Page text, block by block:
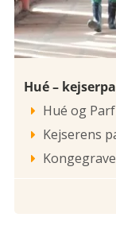
 Hué og
 Kejserens
